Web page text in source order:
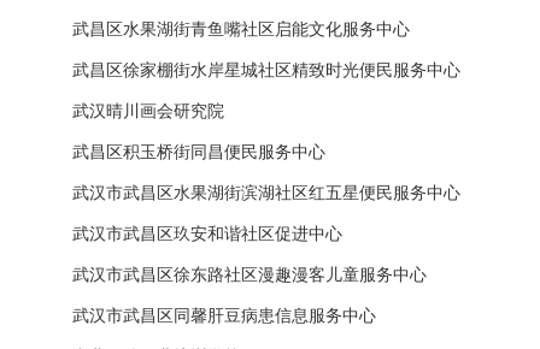
武昌区水果湖街青鱼嘴社区启能文化服务中心
武昌区徐家棚街水岸星城社区精致时光便民服务中心
武汉晴川画会研究院
武昌区积玉桥街同昌便民服务中心
武汉市武昌区水果湖街滨湖社区红五星便民服务中心
武汉市武昌区玖安和谐社区促进中心
武汉市武昌区徐东路社区漫趣漫客儿童服务中心
武汉市武昌区同馨肝豆病患信息服务中心